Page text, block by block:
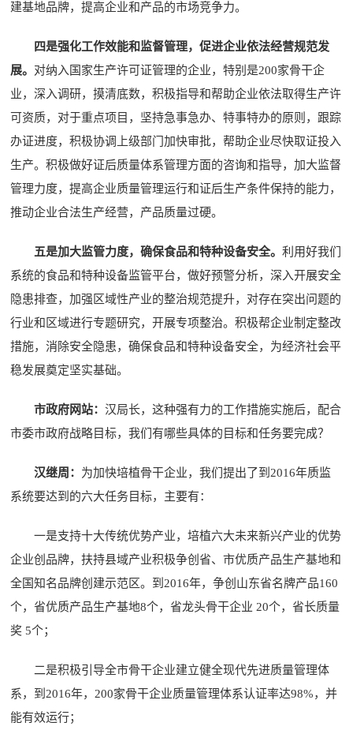
建基地品牌，提高企业和产品的市场竞争力。
四是强化工作效能和监督管理，促进企业依法经营规范发
展。 对纳入国家生产许可证管理的企业，特别是200家骨干企
业，深入调研，摸清底数，积极指导和帮助企业依法取得生产许
可资质，对于重点项目，坚持急事急办、特事特办的原则，跟踪
办证进度，积极协调上级部门加快审批，帮助企业尽快取证投入
生产。积极做好证后质量体系管理方面的咨询和指导，加大监督
管理力度，提高企业质量管理运行和证后生产条件保持的能力，
推动企业合法生产经营，产品质量过硬。
五是加大监管力度，确保食品和特种设备安全。利用好我们
系统的食品和特种设备监管平台，做好预警分析，深入开展安全
隐患排查，加强区域性产业的整治规范提升，对存在突出问题的
行业和区域进行专题研究，开展专项整治。积极帮企业制定整改
措施，消除安全隐患，确保食品和特种设备安全，为经济社会平
稳发展奠定坚实基础。
市政府网站：汉局长，这种强有力的工作措施实施后，配合
市委市政府战略目标，我们有哪些具体的目标和任务要完成？
汉继周： 为加快培植骨干企业，我们提出了到2016年质监
系统要达到的六大任务目标，主要有：
一是支持十大传统优势产业，培植六大未来新兴产业的优势
企业创品牌，扶持县域产业积极争创省、市优质产品生产基地和
全国知名品牌创建示范区。到2016年，争创山东省名牌产品160
个，省优质产品生产基地8个，省龙头骨干企业 20个，省长质量
奖 5个；
二是积极引导全市骨干企业建立健全现代先进质量管理体
系，到2016年，200家骨干企业质量管理体系认证率达98%，并
能有效运行；